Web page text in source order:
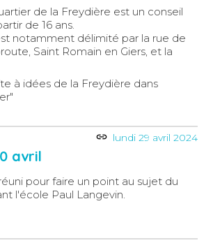
de la Freydière est un conseil
de 16 ans.
notamment délimité par la rue de
Saint Romain en Giers, et la
à idées de la Freydière dans
lundi 29 avril 2024
avril
pour faire un point au sujet du
l'école Paul Langevin.